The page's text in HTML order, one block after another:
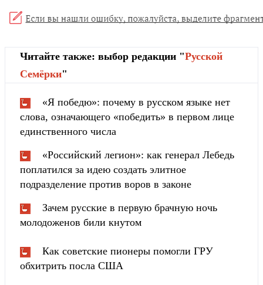
Читайте также: выбор редакции "Русской
Cемёрки"
«Я победю»: почему в русском языке нет
слова, означающего «победить» в первом лице
единственного числа
«Российский легион»: как генерал Лебедь
поплатился за идею создать элитное
подразделение против воров в законе
Зачем русские в первую брачную ночь
молодоженов били кнутом
Как советские пионеры помогли ГРУ
обхитрить посла США